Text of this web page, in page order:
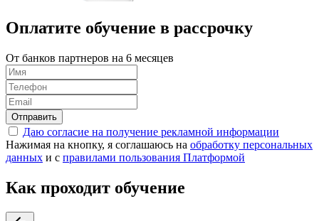
Оплатите обучение в рассрочку
От банков партнеров на 6 месяцев
Отправить
Даю согласие на получение рекламной информации
Нажимая на кнопку, я соглашаюсь на обработку персональных
данных и с правилами пользования Платформой
Как проходит обучение